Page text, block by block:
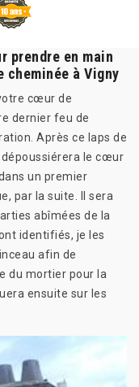
prendre en main
cheminée à Vigny
cœur de
dernier feu de
Après ce laps de
le cœur
un premier
par la suite. Il sera
abîmées de la
identifiés, je les
afin de
du mortier pour la
ensuite sur les